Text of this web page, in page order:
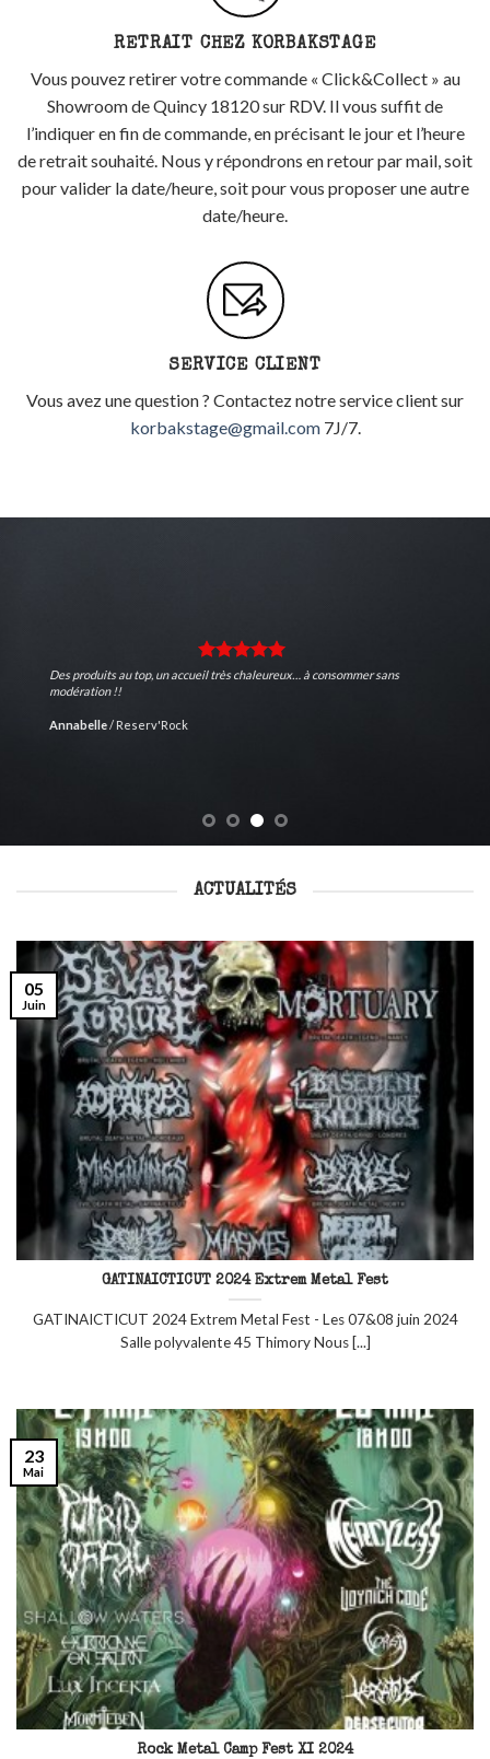
RETRAIT CHEZ KORBAKSTAGE
Vous pouvez retirer votre commande « Click&Collect » au
Showroom de Quincy 18120 sur RDV. Il vous suffit de
l’indiquer en fin de commande, en précisant le jour et l’heure
de retrait souhaité. Nous y répondrons en retour par mail, soit
pour valider la date/heure, soit pour vous proposer une autre
date/heure.
SERVICE CLIENT
Vous avez une question ? Contactez notre service client sur
korbakstage@gmail.com7J/7.
Des produits au top, un accueil très chaleureux… à consommer sans
modération !!
Annabelle / Reserv'Rock
ACTUALITÉS
GATINAICTICUT 2024 Extrem Metal Fest
GATINAICTICUT 2024 Extrem Metal Fest - Les 07&08 juin 2024
Salle polyvalente 45 Thimory Nous [...]
05
Juin
Rock Metal Camp Fest XI 2024
23
Mai